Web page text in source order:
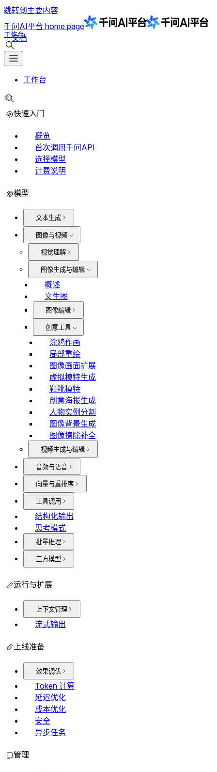
跳转到主要内容
千问AI平台 home page
文档
工作台
工作台
⌘K
快速入门
概览
首次调用千问API
选择模型
计费说明
模型
文本生成
图像与视频
视觉理解
图像生成与编辑
概述
文生图
图像编辑
创意工具
涂鸦作画
局部重绘
图像画面扩展
虚拟模特生成
鞋靴模特
创意海报生成
人物实例分割
图像背景生成
图像擦除补全
视频生成与编辑
音频与语音
向量与重排序
工具调用
结构化输出
思考模式
批量推理
三方模型
运行与扩展
上下文管理
流式输出
上线准备
效果调优
Token 计算
延迟优化
成本优化
安全
异步任务
管理